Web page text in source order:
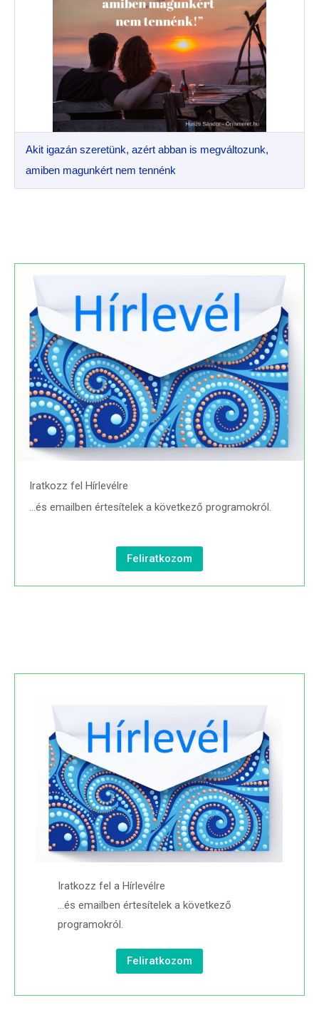
Akit igazán szeretünk, azért abban is megváltozunk,
amiben magunkért nem tennénk
Iratkozz fel Hírlevélre
…és emailben értesítelek a következő programokról.
Feliratkozom
Iratkozz fel a Hírlevélre
…és emailben értesítelek a következő
programokról.
Feliratkozom